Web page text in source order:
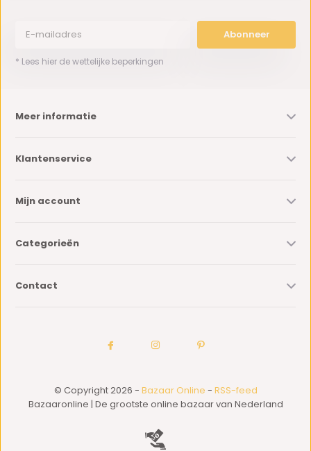
Abonneer
* Lees hier de wettelijke beperkingen
Meer informatie
Klantenservice
Mijn account
Categorieën
Contact
© Copyright 2026 - Bazaar Online - RSS-feed
Bazaaronline | De grootste online bazaar van Nederland